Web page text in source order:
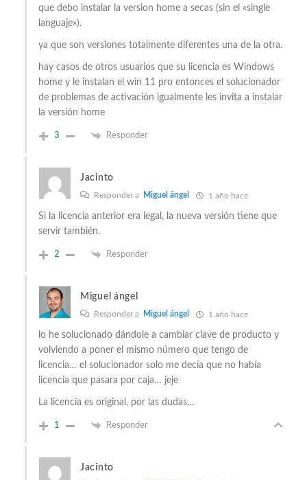
que debo instalar la version home a secas (sin el «single
languaje»).
ya que son versiones totalmente diferentes una de la otra.
hay casos de otros usuarios que su licencia es Windows
home y le instalan el win 11 pro entonces el solucionador
de problemas de activación igualmente les invita a instalar
la versión home
3 Responder
Jacinto
Responder a Miguel ángel 1 año hace
Si la licencia anterior era legal, la nueva versión tiene que
servir también.
2 Responder
Miguel ángel
Responder a Miguel ángel 1 año hace
lo he solucionado dándole a cambiar clave de producto y
volviendo a poner el mismo número que tengo de
licencia… el solucionador solo me decía que no había
licencia que pasara por caja… jeje
La licencia es original, por las dudas…
1 Responder
Jacinto